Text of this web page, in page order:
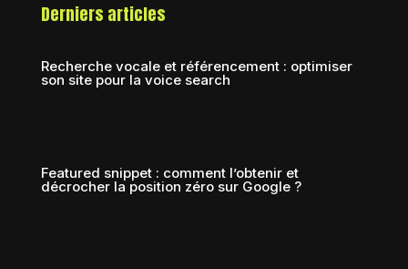
Derniers articles
Recherche vocale et référencement : optimiser
son site pour la voice search
Featured snippet : comment l’obtenir et
décrocher la position zéro sur Google ?